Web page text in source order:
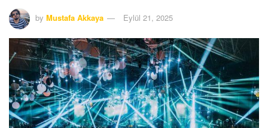
by Mustafa Akkaya Eylül 21, 2025